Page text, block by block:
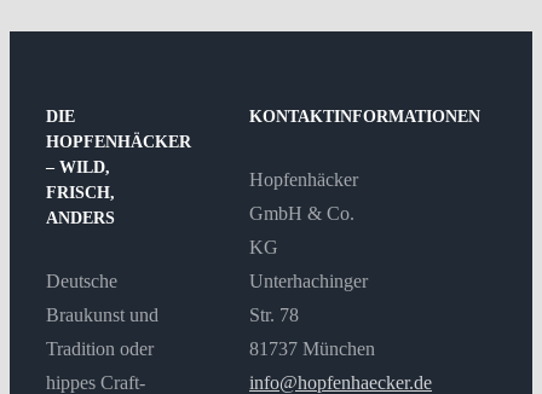
DIE
HOPFENHÄCKER
– WILD,
FRISCH,
ANDERS
Deutsche
Braukunst und
Tradition oder
hippes Craft-
KONTAKTINFORMATIONEN
Hopfenhäcker
GmbH & Co.
KG
Unterhachinger
Str. 78
81737 München
info@hopfenhaecker.de